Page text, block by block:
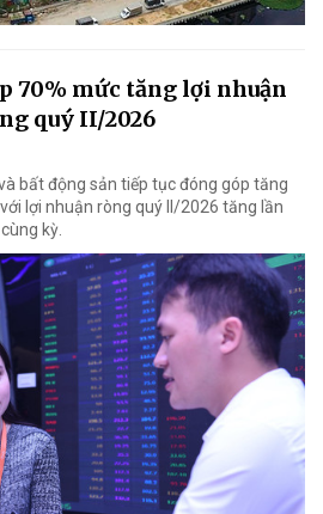
70% mức tăng lợi nhuận
quý II/2026
bất động sản tiếp tục đóng góp tăng
lợi nhuận ròng quý II/2026 tăng lần
kỳ.